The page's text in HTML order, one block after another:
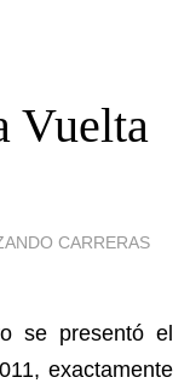
Vuelta
CARRERAS
se presentó el
exactamente